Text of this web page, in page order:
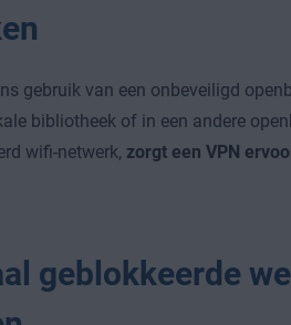
gebruik van een onbeveiligd
bibliotheek of in een andere
wifi-netwerk, zorgt een VPN
geblokkeerde